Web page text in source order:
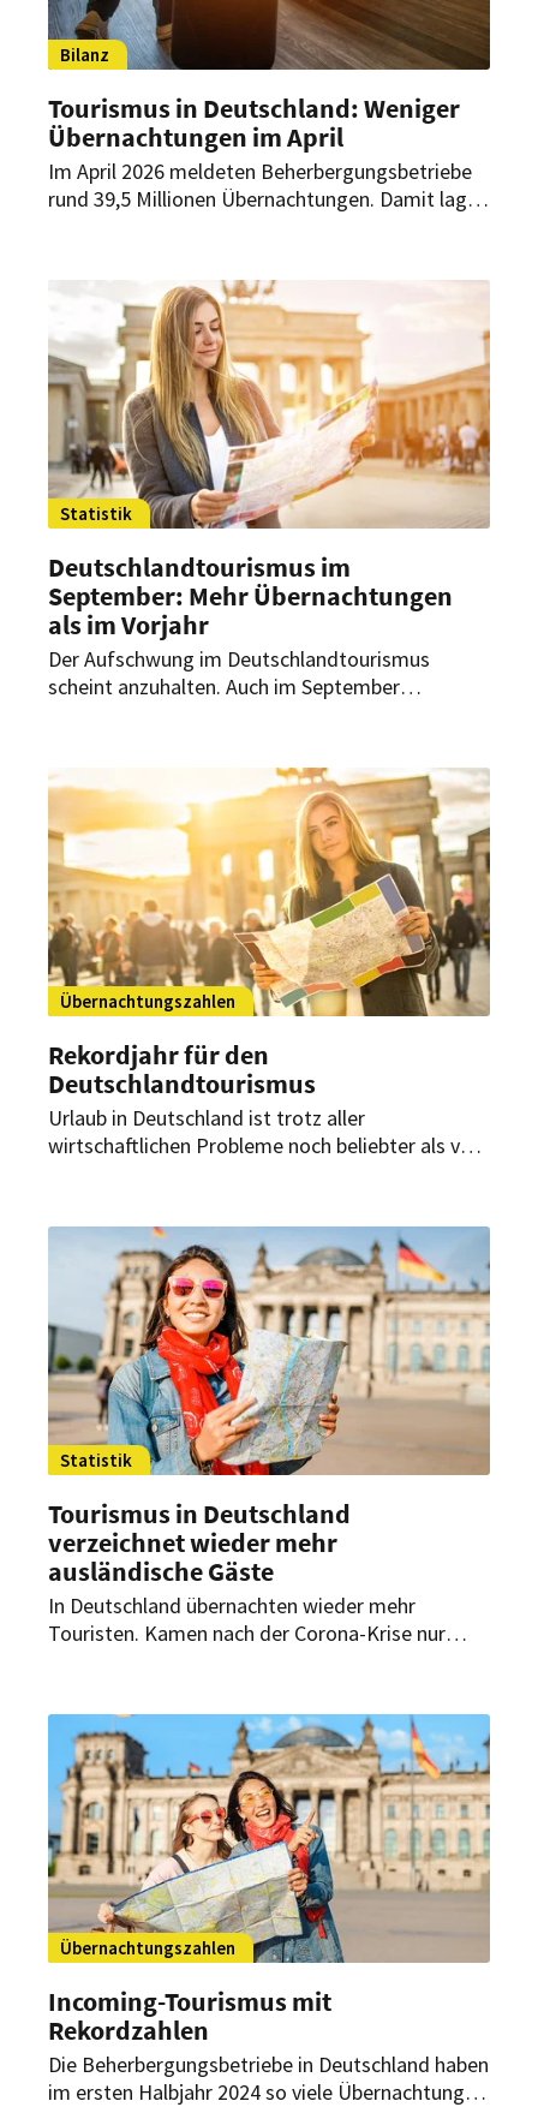
Bilanz
Tourismus in Deutschland: Weniger
Übernachtungen im April
Im April 2026 meldeten Beherbergungsbetriebe
rund 39,5 Millionen Übernachtungen. Damit lag
ersten vier Monate fällt dennoch positiv aus.
Statistik
Deutschlandtourismus im
September: Mehr Übernachtungen
als im Vorjahr
Der Aufschwung im Deutschlandtourismus
scheint anzuhalten. Auch im September
als im Vorjahr. Vor allem die Nachfrage aus dem
Inland legte zu.
Übernachtungszahlen
Rekordjahr für den
Deutschlandtourismus
Urlaub in Deutschland ist trotz aller
wirtschaftlichen Probleme noch beliebter als vor
mehr Übernachtungen als im bisherigen
Rekordjahr 2019.
Statistik
Tourismus in Deutschland
verzeichnet wieder mehr
ausländische Gäste
In Deutschland übernachten wieder mehr
Touristen. Kamen nach der Corona-Krise nur
ausländischer Touristen nun wieder zu.
Übernachtungszahlen
Incoming-Tourismus mit
Rekordzahlen
Die Beherbergungsbetriebe in Deutschland haben
im ersten Halbjahr 2024 so viele Übernachtungen